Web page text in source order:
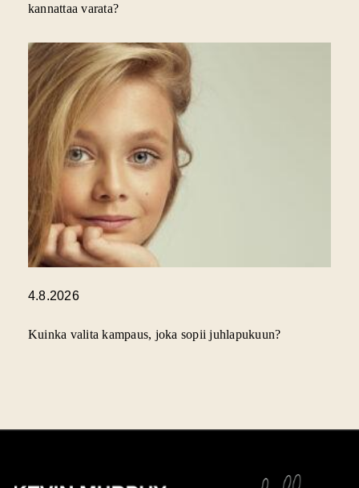
kannattaa varata?
4.8.2026
Kuinka valita kampaus, joka sopii juhlapukuun?